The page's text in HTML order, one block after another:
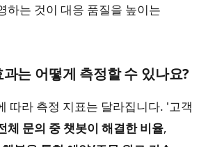
하는 것이 대응 품질을 높이는
는 어떻게 측정할 수 있나요?
따라 측정 지표는 달라집니다. '고객
체 문의 중 챗봇이 해결한 비율,